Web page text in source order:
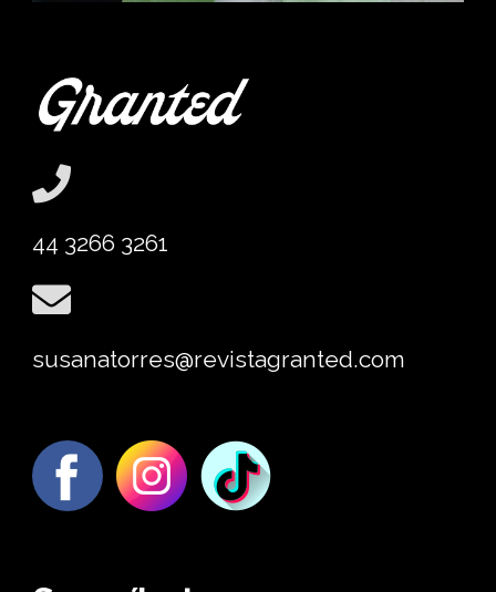
44 3266 3261
susanatorres@revistagranted.com